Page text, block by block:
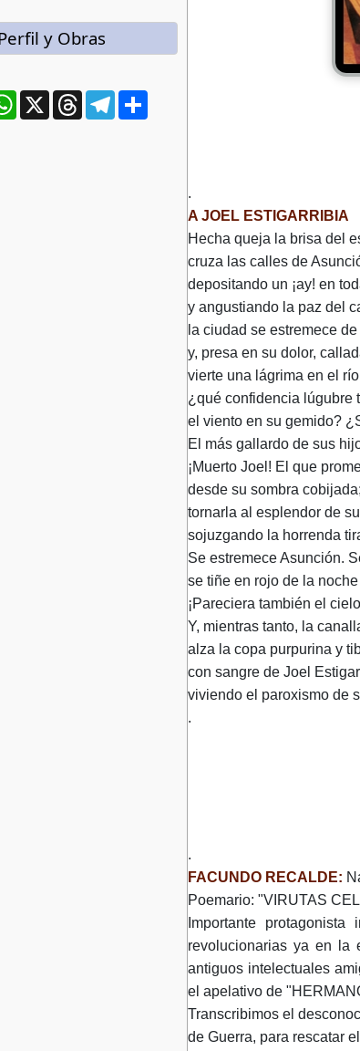
y Obras
WhatsApp
X ThreadsTelegram
.
A JOEL ESTIGARRIBIA
Hecha queja la brisa del
cruza las calles de
depositando un ¡ay! en
y angustiando la paz del
la ciudad se estremece
y, presa en su dolor,
vierte una lágrima en el
¿qué confidencia lúgubre
el viento en su gemido?
El más gallardo de sus
¡Muerto Joel! El que
desde su sombra cobijada;
tornarla al esplendor de
sojuzgando la horrenda
Se estremece Asunción.
se tiñe en rojo de la
¡Pareciera también el
Y, mientras tanto, la
alza la copa purpurina y
con sangre de Joel
viviendo el paroxismo de
.
.
FACUNDO RECALDE:
Poemario: "VIRUTAS
Importante
revolucionarias ya en la
antiguos intelectuales
el apelativo de
Transcribimos el
de Guerra, para rescatar